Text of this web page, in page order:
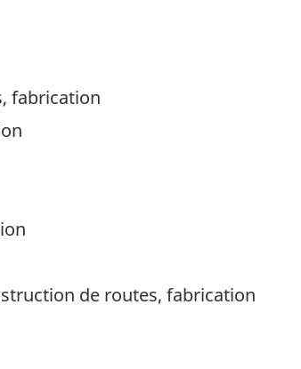
fabrication
de routes, fabrication